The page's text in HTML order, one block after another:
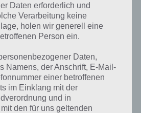
Daten erforderlich und
Verarbeitung keine
holen wir generell eine
Person ein.
Daten,
Namens, der Anschrift, E-Mail-
einer betroffenen
im Einklang mit der
und in
den für uns geltenden